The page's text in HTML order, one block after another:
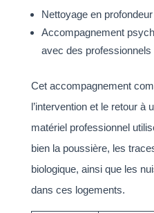
Nettoyage en
Accompagnement
avec des professionnels
Cet accompagnement
l’intervention et le retour à
matériel professionnel
bien la poussière, les
biologique, ainsi que les
dans ces logements.